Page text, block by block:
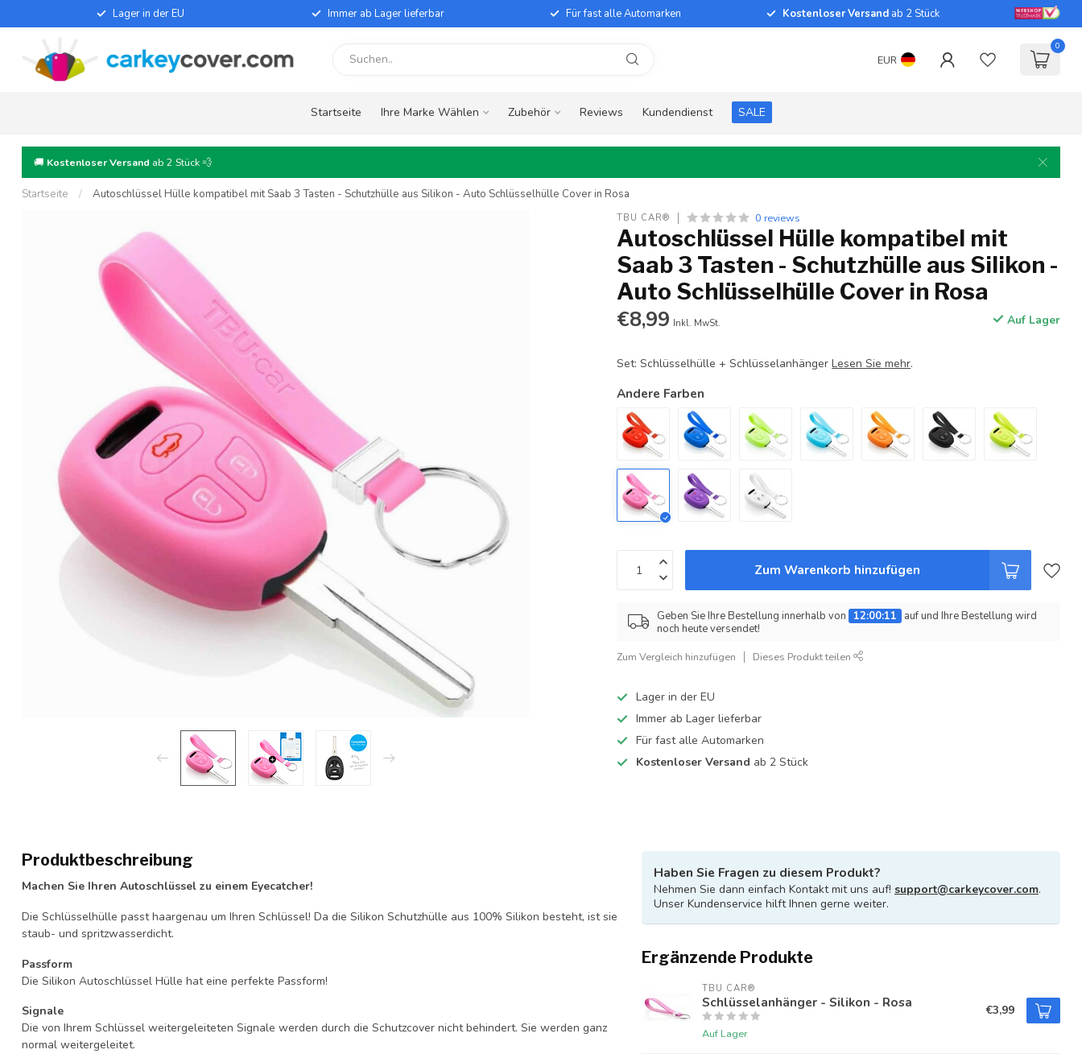
Lager in der EU Immer ab Lager lieferbar Für fast alle Automarken Kostenloser Versand ab 2 Stück
EUR
0
Startseite Ihre Marke Wählen Zubehör Reviews Kundendienst SALE
🚚 Kostenloser Versand ab 2 Stück 💨
Startseite / Autoschlüssel Hülle kompatibel mit Saab 3 Tasten - Schutzhülle aus Silikon - Auto Schlüsselhülle Cover in Rosa
TBU CAR® 0 reviews
Autoschlüssel Hülle kompatibel mit
Saab 3 Tasten - Schutzhülle aus Silikon -
Auto Schlüsselhülle Cover in Rosa
€8,99 Inkl. MwSt. Auf Lager
Set: Schlüsselhülle + SchlüsselanhängerLesen Sie mehr.
Andere Farben
Zum Warenkorb hinzufügen
Geben Sie Ihre Bestellung innerhalb von 12:00:11
auf und Ihre Bestellung wird
noch heute versendet!
Zum Vergleich hinzufügen Dieses Produkt teilen
Lager in der EU
Immer ab Lager lieferbar
Für fast alle Automarken
Kostenloser Versand ab 2 Stück
Produktbeschreibung
Machen Sie Ihren Autoschlüssel zu einem Eyecatcher!
Die Schlüsselhülle passt haargenau um Ihren Schlüssel! Da die Silikon Schutzhülle aus 100% Silikon besteht, ist sie
staub- und spritzwasserdicht.
Passform
Die Silikon Autoschlüssel Hülle hat eine perfekte Passform!
Signale
Die von Ihrem Schlüssel weitergeleiteten Signale werden durch die Schutzcover nicht behindert. Sie werden ganz
normal weitergeleitet.
Haben Sie Fragen zu diesem Produkt?
Nehmen Sie dann einfach Kontakt mit uns auf! support@carkeycover.com.
Unser Kundenservice hilft Ihnen gerne weiter.
Ergänzende Produkte
TBU CAR®
Schlüsselanhänger - Silikon - Rosa
Auf Lager
€3,99